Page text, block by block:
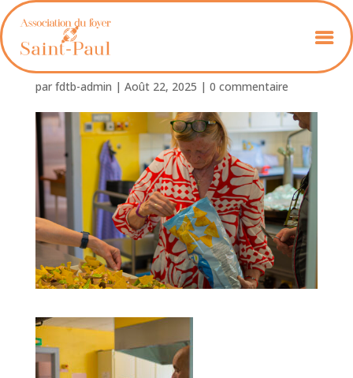
Foyer_St_Paul_ Chili-03
par fdtb-admin | Août 22, 2025 | 0 commentaire